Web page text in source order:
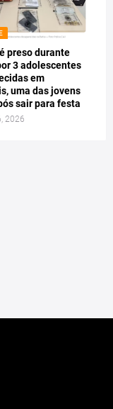
preso durante
3 adolescentes
em
uma das jovens
sair para festa
2026